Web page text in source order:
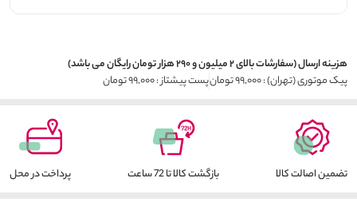
هزینه ارسال (سفارشات بالای ۲ میلیون و ۲۹۰ هزار تومان رایگان می باشد)
پیک موتوری (تهران) : ۹۹,۰۰۰ تومان
پست پیشتاز : ۹۹,۰۰۰ تومان
تضمین اصالت کالا بازگشت کالا تا 72 ساعت پرداخت در محل